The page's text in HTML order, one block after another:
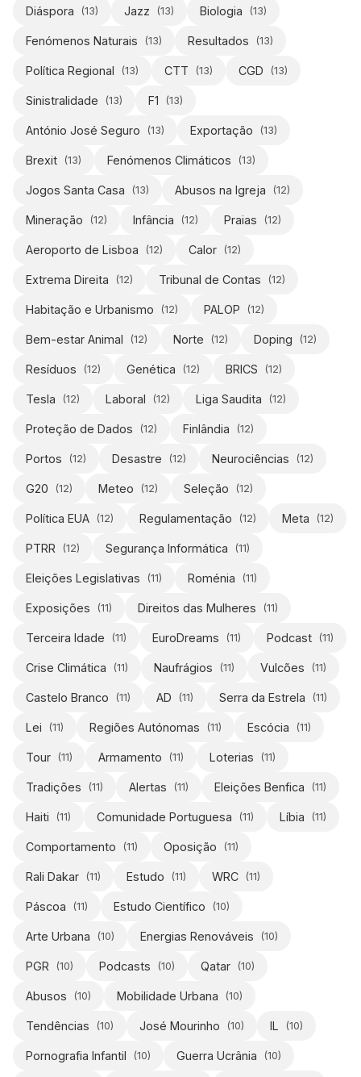
Diáspora (13) Jazz (13) Biologia (13)
Fenómenos Naturais (13) Resultados (13)
Política Regional (13) CTT (13) CGD (13)
Sinistralidade (13) F1 (13)
António José Seguro (13) Exportação (13)
Brexit (13) Fenómenos Climáticos (13)
Jogos Santa Casa (13) Abusos na Igreja (12)
Mineração (12) Infância (12) Praias (12)
Aeroporto de Lisboa (12) Calor (12)
Extrema Direita (12) Tribunal de Contas (12)
Habitação e Urbanismo (12) PALOP (12)
Bem-estar Animal (12) Norte (12) Doping (12)
Resíduos (12) Genética (12) BRICS (12)
Tesla (12) Laboral (12) Liga Saudita (12)
Proteção de Dados (12) Finlândia (12)
Portos (12) Desastre (12) Neurociências (12)
G20 (12) Meteo (12) Seleção (12)
Política EUA (12) Regulamentação (12) Meta (12)
PTRR (12) Segurança Informática (11)
Eleições Legislativas (11) Roménia (11)
Exposições (11) Direitos das Mulheres (11)
Terceira Idade (11) EuroDreams (11) Podcast (11)
Crise Climática (11) Naufrágios (11) Vulcões (11)
Castelo Branco (11) AD (11) Serra da Estrela (11)
Lei (11) Regiões Autónomas (11) Escócia (11)
Tour (11) Armamento (11) Loterias (11)
Tradições (11) Alertas (11) Eleições Benfica (11)
Haiti (11) Comunidade Portuguesa (11) Líbia (11)
Comportamento (11) Oposição (11)
Rali Dakar (11) Estudo (11) WRC (11)
Páscoa (11) Estudo Científico (10)
Arte Urbana (10) Energias Renováveis (10)
PGR (10) Podcasts (10) Qatar (10)
Abusos (10) Mobilidade Urbana (10)
Tendências (10) José Mourinho (10) IL (10)
Pornografia Infantil (10) Guerra Ucrânia (10)